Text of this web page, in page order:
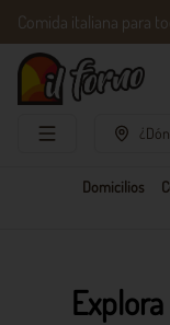
Comida italiana para
Domicilios